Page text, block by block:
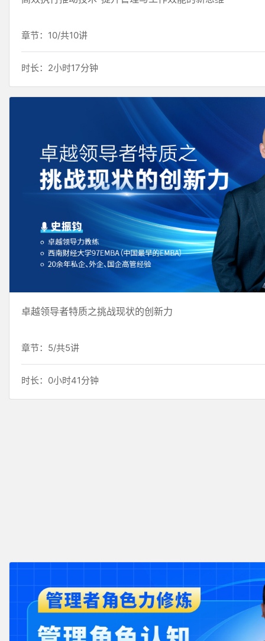
章节：10/共10讲
时长：2小时17分钟
卓越领导者特质之挑战现状的创新力
章节：5/共5讲
时长：0小时41分钟